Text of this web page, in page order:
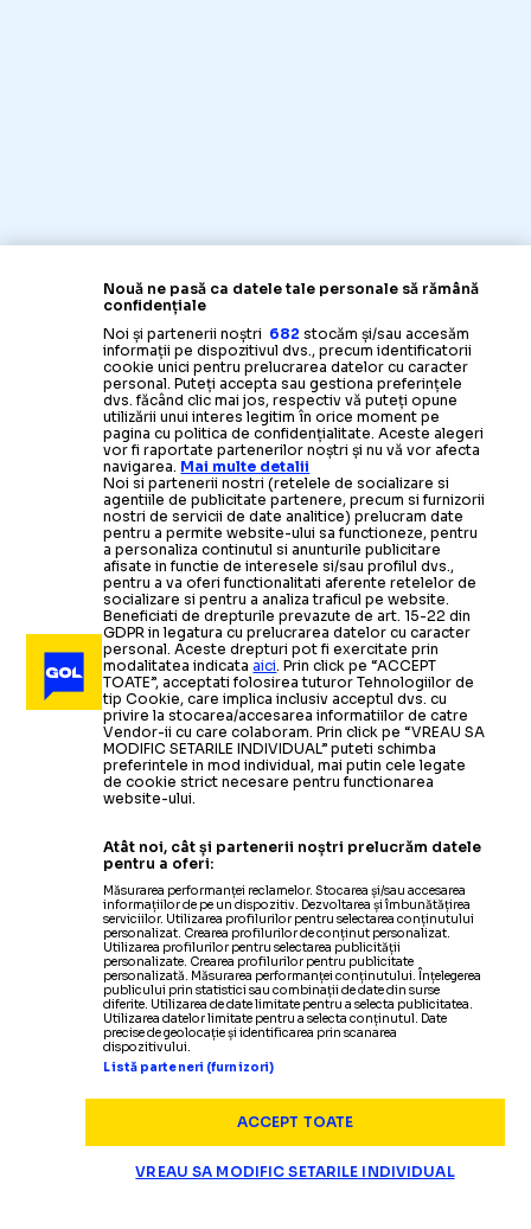
TRAGEDIA DE LA DINAMO 2
Nouă ne pasă ca datele tale personale să rămână
confidențiale
Noi și partenerii noștri 682 stocăm și/sau accesăm
informații pe dispozitivul dvs., precum identificatorii
cookie unici pentru prelucrarea datelor cu caracter
personal. Puteți accepta sau gestiona preferințele
dvs. făcând clic mai jos, respectiv vă puteți opune
utilizării unui interes legitim în orice moment pe
pagina cu politica de confidențialitate. Aceste alegeri
vor fi raportate partenerilor noștri și nu vă vor afecta
navigarea. Mai multe detalii
Noi si partenerii nostri (retelele de socializare si
agentiile de publicitate partenere, precum si furnizorii
nostri de servicii de date analitice) prelucram date
pentru a permite website-ului sa functioneze, pentru
a personaliza continutul si anunturile publicitare
afisate in functie de interesele si/sau profilul dvs.,
pentru a va oferi functionalitati aferente retelelor de
socializare si pentru a analiza traficul pe website.
Beneficiati de drepturile prevazute de art. 15-22 din
GDPR in legatura cu prelucrarea datelor cu caracter
personal. Aceste drepturi pot fi exercitate prin
modalitatea indicataaici. Prin click pe “ACCEPT
TOATE”, acceptati folosirea tuturor Tehnologiilor de
tip Cookie, care implica inclusiv acceptul dvs. cu
privire la stocarea/accesarea informatiilor de catre
Vendor-ii cu care colaboram. Prin click pe “VREAU SA
MODIFIC SETARILE INDIVIDUAL” puteti schimba
preferintele in mod individual, mai putin cele legate
de cookie strict necesare pentru functionarea
website-ului.
Atât noi, cât și partenerii noștri prelucrăm datele
pentru a oferi:
Măsurarea performanței reclamelor. Stocarea și/sau accesarea
informațiilor de pe un dispozitiv. Dezvoltarea și îmbunătățirea
serviciilor. Utilizarea profilurilor pentru selectarea conținutului
personalizat. Crearea profilurilor de conținut personalizat.
Utilizarea profilurilor pentru selectarea publicității
personalizate. Crearea profilurilor pentru publicitate
personalizată. Măsurarea performanței conținutului. Înțelegerea
publicului prin statistici sau combinații de date din surse
diferite. Utilizarea de date limitate pentru a selecta publicitatea.
Utilizarea datelor limitate pentru a selecta conținutul. Date
precise de geolocație și identificarea prin scanarea
dispozitivului.
Listă parteneri (furnizori)
ACCEPT TOATE
VREAU SA MODIFIC SETARILE INDIVIDUAL